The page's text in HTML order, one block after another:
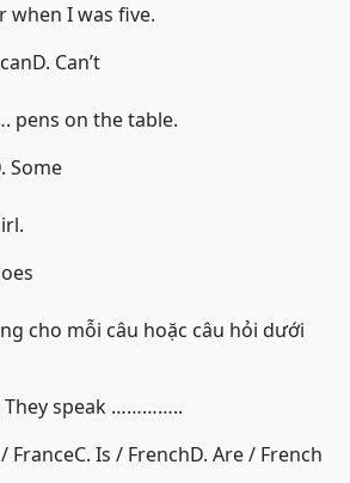
I was five.
D. Can’t
pens on the table.
Some
cho mỗi câu hoặc câu hỏi dưới
speak …………..
FranceC. Is / FrenchD. Are / French